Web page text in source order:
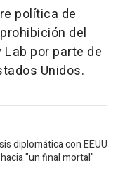
política de
del
por parte de
Unidos.
diplomática con EEUU
"un final mortal"